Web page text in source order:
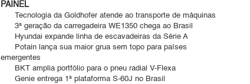
PAINEL
Tecnologia da Goldhofer atende ao transporte de máquinas
3ª geração da carregadeira WE1350 chega ao Brasil
Hyundai expande linha de escavadeiras da Série A
Potain lança sua maior grua sem topo para países
emergentes
BKT amplia portfólio para o pneu radial V-Flexa
Genie entrega 1ª plataforma S-60J no Brasil